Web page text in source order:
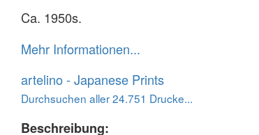
Ca. 1950s.
Mehr Informationen...
artelino - Japanese Prints
Durchsuchen aller 24.751 Drucke...
Beschreibung: